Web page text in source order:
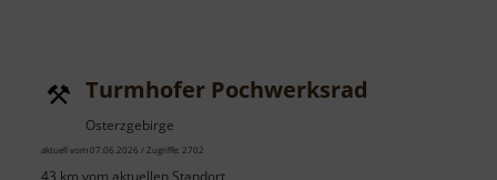
Turmhofer Pochwerksrad
Osterzgebirge
aktuell vom 07.06.2026 / Zugriffe: 2702